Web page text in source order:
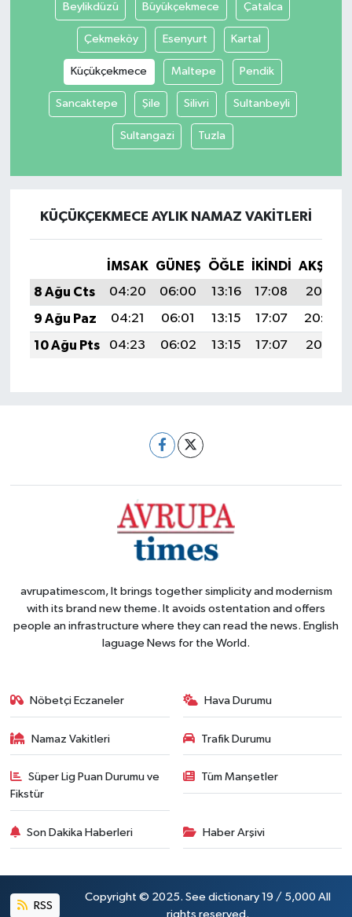
Beylikdüzü Büyükçekmece Çatalca
Çekmeköy Esenyurt Kartal
Küçükçekmece Maltepe Pendik
Sancaktepe Şile Silivri Sultanbeyli
Sultangazi Tuzla
KÜÇÜKÇEKMECE AYLIK NAMAZ VAKITLERI
İMSAK GÜNEŞ ÖĞLE İKINDI
AKŞAM
8 Ağu Cts
04:20 06:00 13:16 17:08
20:21
9 Ağu Paz
04:21 06:01 13:15 17:07
20:20
10 Ağu Pts
04:23 06:02 13:15 17:07 20:18
avrupatimescom, It brings together simplicity and modernism
with its brand new theme. It avoids ostentation and offers
people an infrastructure where they can read the news. English
laguage News for the World.
Nöbetçi Eczaneler Hava Durumu
Namaz Vakitleri Trafik Durumu
Süper Lig Puan Durumu ve
Fikstür
Tüm Manşetler
Son Dakika Haberleri Haber Arşivi
RSS
Copyright © 2025. See dictionary 19 / 5,000 All
rights reserved.